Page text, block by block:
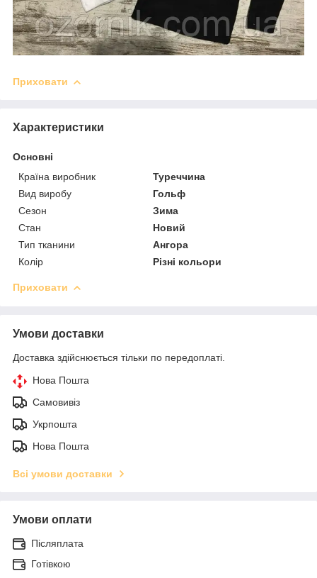
Приховати
Характеристики
Основні
Країна виробник
Туреччина
Вид виробу
Гольф
Сезон
Зима
Стан
Новий
Тип тканини
Ангора
Колір
Різні кольори
Приховати
Умови доставки
Доставка здійснюється тільки по передоплаті.
Нова Пошта
Самовивіз
Укрпошта
Нова Пошта
Всі умови доставки
Умови оплати
Післяплата
Готівкою